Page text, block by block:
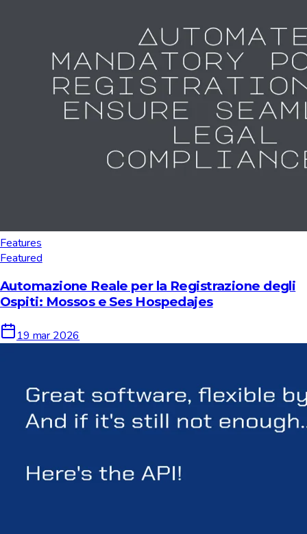
Features
Featured
Automazione Reale per la Registrazione degli
Ospiti: Mossos e Ses Hospedajes
19 mar 2026